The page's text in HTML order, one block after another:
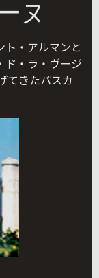
ヌ
・アルマンと
ド・ラ・ヴージ
てきたパスカ